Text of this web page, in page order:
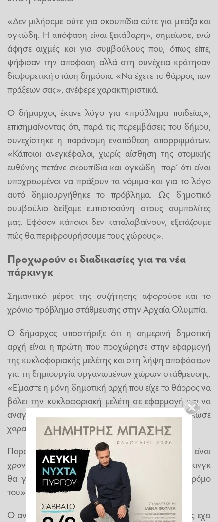
«Δεν μιλήσαμε ούτε για σκουπίδια ούτε για μπάζα και
ογκώδη. Η απόφαση είναι ξεκάθαρη», σημείωσε, ενώ
άφησε αιχμές και για συμβούλους που, όπως είπε,
ψήφισαν την απόφαση αλλά στη συνέχεια κράτησαν
διαφορετική στάση δημόσια. «Να έχετε το θάρρος των
πράξεων σας», ανέφερε χαρακτηριστικά.
Ο δήμαρχος έκανε λόγο για «πρόβλημα παιδείας»,
επισημαίνοντας ότι, παρά τις παρεμβάσεις του δήμου,
συνεχίστηκε η παράνομη εναπόθεση απορριμμάτων.
«Κάποιοι ανεγκέφαλοι, χωρίς αίσθηση της ατομικής
ευθύνης πετάνε σκουπίδια και ογκώδη -παρ’ ότι είναι
υποχρεωμένοι να πράξουν τα νόμιμα-και για το λόγο
αυτό δημιουργήθηκε το πρόβλημα. Ως δημοτικό
συμβούλιο δείξαμε εμπιστοσύνη στους συμπολίτες
μας. Εφόσον κάποιοι δεν καταλαβαίνουν, εξετάζουμε
πώς θα περιφρουρήσουμε τους χώρους».
Προχωρούν οι διαδικασίες για τα νέα
πάρκινγκ
Σημαντικό μέρος της συζήτησης αφορούσε και το
χρόνιο πρόβλημα στάθμευσης στην Αρχαία Ολυμπία.
Ο δήμαρχος υποστήριξε ότι η σημερινή δημοτική
αρχή είναι η πρώτη που προχώρησε στην εφαρμογή
της κυκλοφοριακής μελέτης και στη λήψη αποφάσεων
για τη δημιουργία οργανωμένων χώρων στάθμευσης.
«Είμαστε η μόνη δημοτική αρχή που είχε το θάρρος να
βάλει την κυκλοφοριακή μελέτη σε εφαρμογή και να
αναγνωρίσει τα προβλήματα», δήλωσε
χαρακτηριστικά.
Παραδέχθηκε πάντως ότι οι διαδικασίες είναι
χρονοβόρες και σύνθετες, τονίζοντας ότι «τα πάρκινγκ
θα γίνουν» και ότι το θέμα «έχει πάρει τον δρόμο
του».
Ο αντιδήμαρχος Γιώργος Λινάρδος ανέφερε πως έχει